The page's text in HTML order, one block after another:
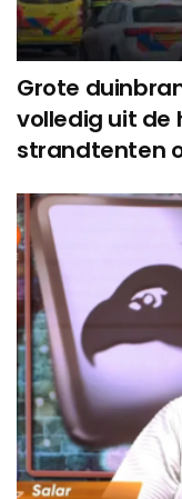
Grote
volledig uit de
strandtenten